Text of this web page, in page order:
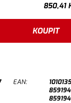
850,41
KOUPIT
EAN: